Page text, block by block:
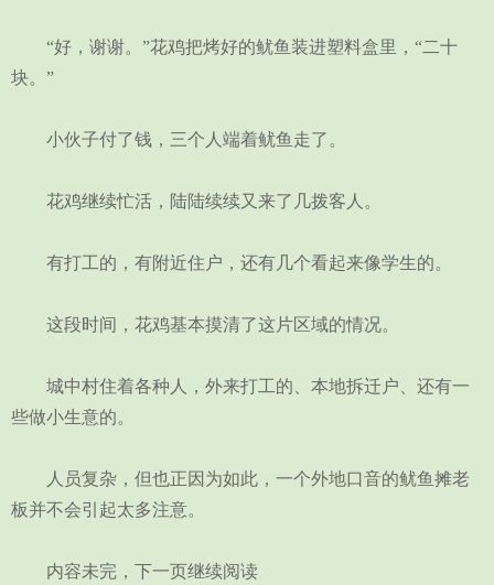
“好，谢谢。”花鸡把烤好的鱿鱼装进塑料盒里，“二十
块。”
小伙子付了钱，三个人端着鱿鱼走了。
花鸡继续忙活，陆陆续续又来了几拨客人。
有打工的，有附近住户，还有几个看起来像学生的。
这段时间，花鸡基本摸清了这片区域的情况。
城中村住着各种人，外来打工的、本地拆迁户、还有一
些做小生意的。
人员复杂，但也正因为如此，一个外地口音的鱿鱼摊老
板并不会引起太多注意。
内容未完，下一页继续阅读